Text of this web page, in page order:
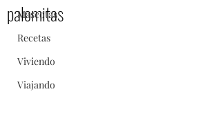
Mascotas
Recetas
Viviendo
Viajando
palomitas